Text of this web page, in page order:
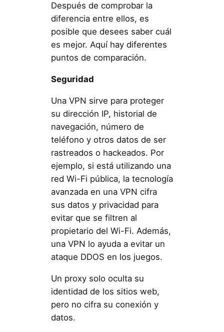
Después de comprobar la
diferencia entre ellos, es
posible que desees saber cuál
es mejor. Aquí hay diferentes
puntos de comparación.
Seguridad
Una VPN sirve para proteger
su dirección IP, historial de
navegación, número de
teléfono y otros datos de ser
rastreados o hackeados. Por
ejemplo, si está utilizando una
red Wi-Fi pública, la tecnología
avanzada en una VPN cifra
sus datos y privacidad para
evitar que se filtren al
propietario del Wi-Fi. Además,
una VPN lo ayuda a evitar un
ataque DDOS en los juegos.
Un proxy solo oculta su
identidad de los sitios web,
pero no cifra su conexión y
datos.